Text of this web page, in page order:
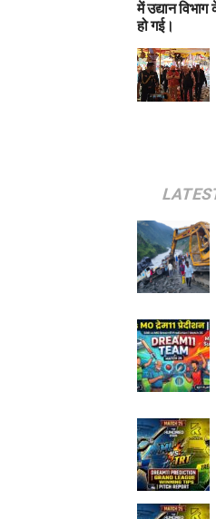
में उद्यान विभाग
हो गई।